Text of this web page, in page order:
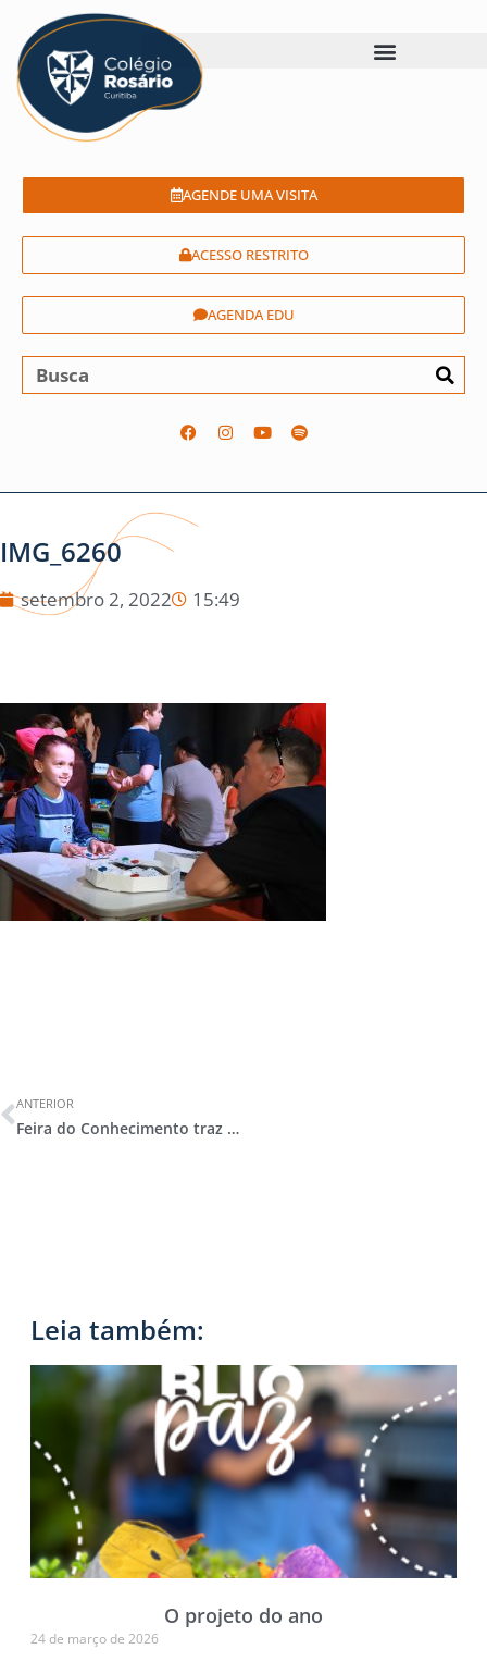
AGENDE UMA VISITA
ACESSO RESTRITO
AGENDA EDU
IMG_6260
setembro 2, 2022 15:49
ANTERIOR
Feira do Conhecimento traz soluções inteligentes e grandes reflexões sobre os ODS
Leia também:
O projeto do ano
24 de março de 2026